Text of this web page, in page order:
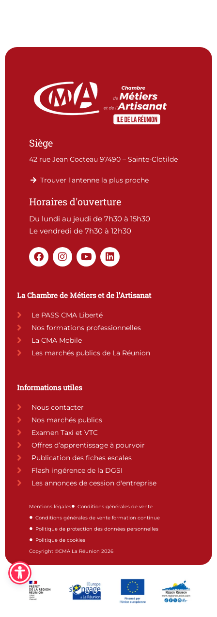
Siège
42 rue Jean Cocteau 97490 – Sainte-Clotilde
Trouver l'antenne la plus proche
Horaires d'ouverture
Du lundi au jeudi de 7h30 à 15h30
Le vendredi de 7h30 à 12h30
F
a
o
o
k
I
n
a
g
r
a
m
Y
o
b
e
L
i
e
d
La Chambre de Métiers et de l’Artisanat
Le PASS CMA Liberté
Nos formations professionnelles
La CMA Mobile
Les marchés publics de La Réunion
Informations utiles
Nous contacter
Nos marchés publics
Examen Taxi et VTC
Offres d’apprentissage à pourvoir
Publication des fiches escales
Flash ingérence de la DGSI
Les annonces de cession d'entreprise
Mentions légales
Conditions générales de vente
Conditions générales de vente formation continue
Politique de protection des données personnelles
Politique de cookies
Copyright ©CMA La Réunion 2026